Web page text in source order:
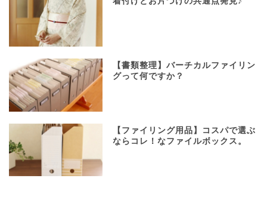
【書類整理】バーチカルファイリン
グって何ですか？
【ファイリング用品】コスパで選ぶ
ならコレ！なファイルボックス。